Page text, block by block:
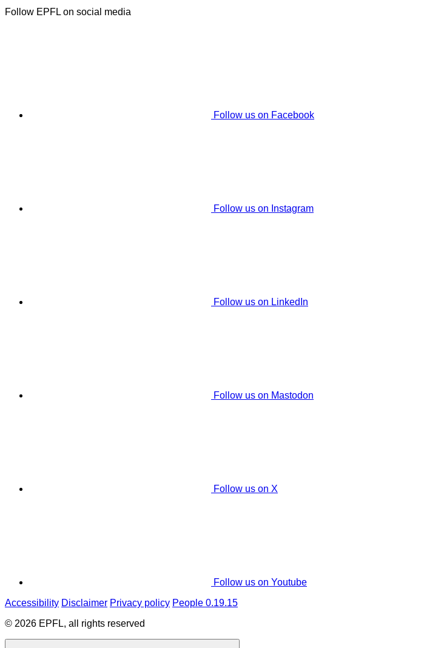
Follow EPFL on social media
Follow us on Facebook
Follow us on Instagram
Follow us on LinkedIn
Follow us on Mastodon
Follow us on X
Follow us on Youtube
Accessibility Disclaimer Privacy policy People 0.19.15
© 2026 EPFL, all rights reserved